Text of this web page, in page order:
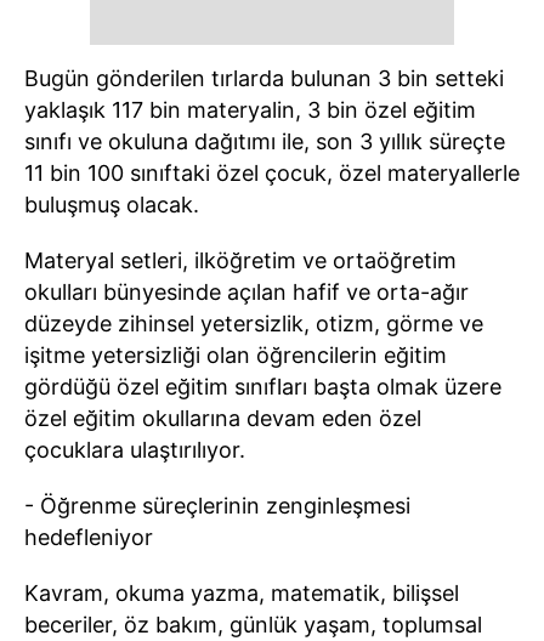
Bugün gönderilen tırlarda bulunan 3 bin setteki
yaklaşık 117 bin materyalin, 3 bin özel eğitim
sınıfı ve okuluna dağıtımı ile, son 3 yıllık süreçte
11 bin 100 sınıftaki özel çocuk, özel materyallerle
buluşmuş olacak.
Materyal setleri, ilköğretim ve ortaöğretim
okulları bünyesinde açılan hafif ve orta-ağır
düzeyde zihinsel yetersizlik, otizm, görme ve
işitme yetersizliği olan öğrencilerin eğitim
gördüğü özel eğitim sınıfları başta olmak üzere
özel eğitim okullarına devam eden özel
çocuklara ulaştırılıyor.
- Öğrenme süreçlerinin zenginleşmesi
hedefleniyor
Kavram, okuma yazma, matematik, bilişsel
beceriler, öz bakım, günlük yaşam, toplumsal